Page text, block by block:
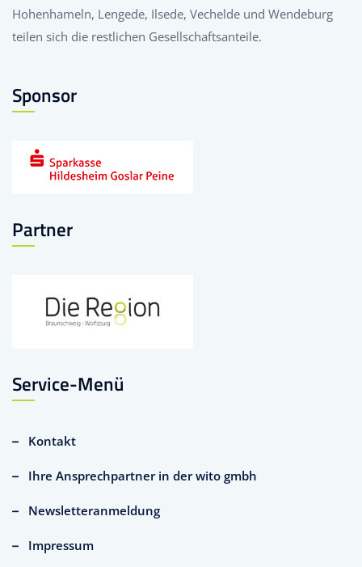
Hohenhameln, Lengede, Ilsede, Vechelde und Wendeburg
teilen sich die restlichen Gesellschaftsanteile.
Sponsor
Partner
Service-Menü
Kontakt
Ihre Ansprechpartner in der wito gmbh
Newsletteranmeldung
Impressum